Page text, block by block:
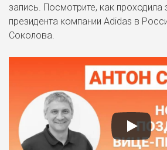
запись. Посмотрите, как проходила
президента компании Adidas в
Соколова.